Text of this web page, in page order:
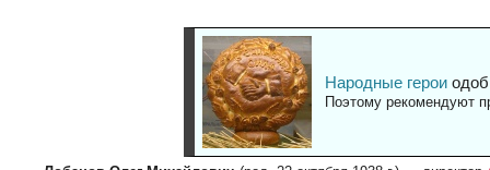
Народные герои
Поэтому рекомендуют